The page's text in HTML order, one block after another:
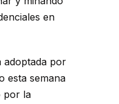
en
adoptada por
esta semana
por la